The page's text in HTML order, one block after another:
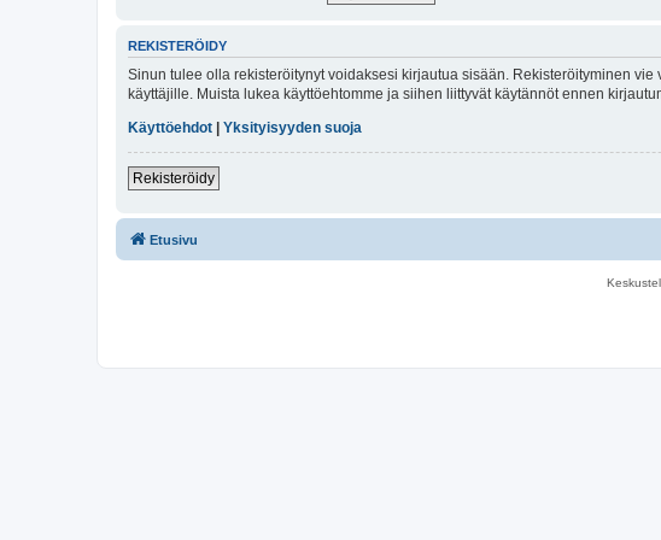
REKISTERÖIDY
Sinun tulee olla rekisteröitynyt voidaksesi kirjautua sisään. Rekisteröityminen
käyttäjille. Muista lukea käyttöehtomme ja siihen liittyvät käytännöt ennen
Käyttöehdot | Yksityisyyden suoja
Rekisteröidy
Etusivu